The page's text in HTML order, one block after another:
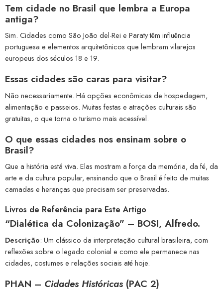
Tem cidade no Brasil que lembra a Europa
antiga?
Sim. Cidades como São João del-Rei e Paraty têm influência
portuguesa e elementos arquitetônicos que lembram vilarejos
europeus dos séculos 18 e 19.
Essas cidades são caras para visitar?
Não necessariamente. Há opções econômicas de hospedagem,
alimentação e passeios. Muitas festas e atrações culturais são
gratuitas, o que torna o turismo mais acessível.
O que essas cidades nos ensinam sobre o
Brasil?
Que a história está viva. Elas mostram a força da memória, da fé, da
arte e da cultura popular, ensinando que o Brasil é feito de muitas
camadas e heranças que precisam ser preservadas.
Livros de Referência para Este Artigo
“Dialética da Colonização” – BOSI, Alfredo.
Descrição: Um clássico da interpretação cultural brasileira, com
reflexões sobre o legado colonial e como ele permanece nas
cidades, costumes e relações sociais até hoje.
PHAN – Cidades Históricas (PAC 2)